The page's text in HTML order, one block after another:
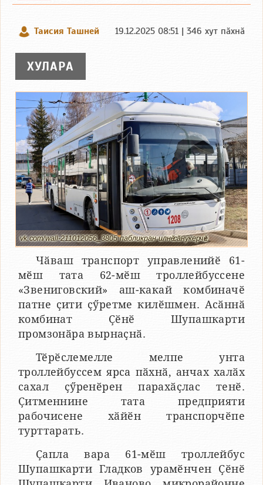
Таисия Ташней 19.12.2025 08:51 | 346 хут пӑхнӑ
ХУЛАРА
vk.com/wall-211012056_3805 пабликран илнӗ сӑнӳкерчӗк
Чӑваш транспорт управленийӗ 61-
мӗш тата 62-мӗш троллейбуссене
«Звениговский» аш-какай комбиначӗ
патне ҫити ҫӳретме килӗшмен. Асӑннӑ
комбинат Ҫӗнӗ Шупашкарти
промзонӑра вырнаҫнӑ.
Тӗрӗслемелле мелпе унта
троллейбуссем ярса пӑхнӑ, анчах халӑх
сахал ҫӳренӗрен парахӑҫлас тенӗ.
Ҫитменнине тата предприяти
рабочисене хӑйӗн транспорчӗпе
турттарать.
Ҫапла вара 61-мӗш троллейбус
Шупашкарти Гладков урамӗнчен Ҫӗнӗ